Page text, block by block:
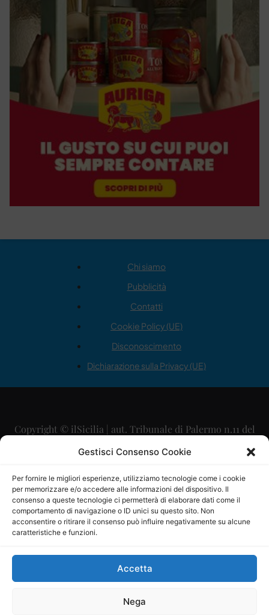
Gestisci Consenso Cookie
Per fornire le migliori esperienze, utilizziamo tecnologie come i cookie
per memorizzare e/o accedere alle informazioni del dispositivo. Il
consenso a queste tecnologie ci permetterà di elaborare dati come il
comportamento di navigazione o ID unici su questo sito. Non
acconsentire o ritirare il consenso può influire negativamente su alcune
caratteristiche e funzioni.
Accetta
Nega
Chi siamo
Pubblicità
Contatti
Cookie Policy (UE)
Disconoscimento
Dichiarazione sulla Privacy (UE)
Copyright © ilSicilia | aut. Tribunale di Palermo n.11 del
29/09/2015
Direttore Editoriale: Maurizio Scaglione
Direttore Responsabile: Maria Calabrese
P.IVA: 06334930820
Mercurio Comunicazione Società Cooperativa a r.l. è
iscritta al Registro degli Operatori di Comunicazione al